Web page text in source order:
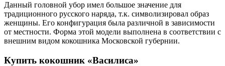
Данный головной убор имел большое значение для
традиционного русского наряда, т.к. символизировал образ
женщины. Его конфигурация была различной в зависимости
от местности. Форма этой модели выполнена в соответствии с
внешним видом кокошника Московской губернии.
Купить кокошник «Василиса»